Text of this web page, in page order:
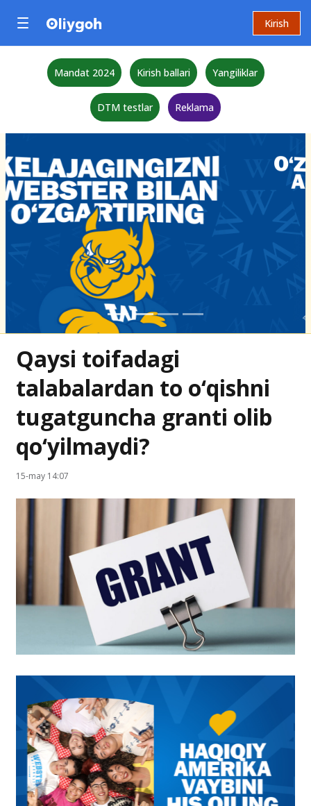
Kirish
Mandat 2024 Kirish ballari Yangiliklar
DTM testlar Reklama
Qaysi toifadagi
talabalardan to o‘qishni
tugatguncha granti olib
qo‘yilmaydi?
15-may 14:07